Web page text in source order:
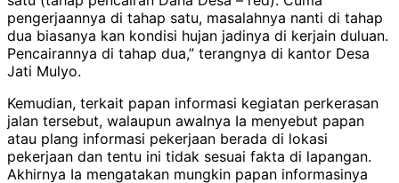
pengerjaannya di tahap satu, masalahnya nanti di tahap
dua biasanya kan kondisi hujan jadinya di kerjain duluan.
Pencairannya di tahap dua,” terangnya di kantor Desa
Jati Mulyo.
Kemudian, terkait papan informasi kegiatan perkerasan
jalan tersebut, walaupun awalnya Ia menyebut papan
atau plang informasi pekerjaan berada di lokasi
pekerjaan dan tentu ini tidak sesuai fakta di lapangan.
Akhirnya Ia mengatakan mungkin papan informasinya